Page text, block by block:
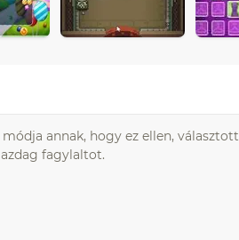
annak, hogy ez ellen,
fagylaltot.